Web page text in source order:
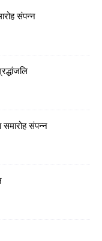
संपन्न
संपन्न